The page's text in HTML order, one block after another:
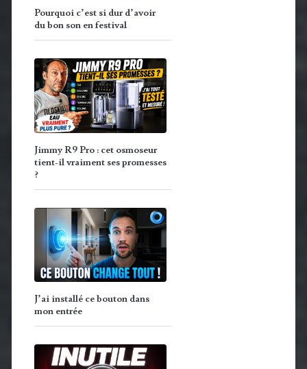
Pourquoi c’est si dur d’avoir
du bon son en festival
Jimmy R9 Pro : cet osmoseur
tient-il vraiment ses promesses
?
J’ai installé ce bouton dans
mon entrée